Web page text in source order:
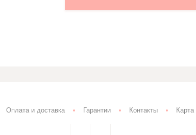
Оплата и доставка Гарантии Контакты Карта